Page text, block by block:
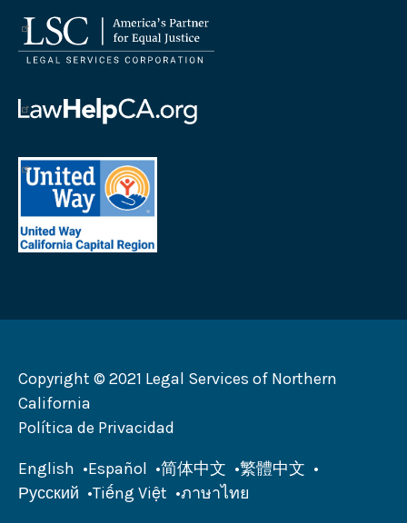
Logotipo
de
Services
Corporation
de
Help
California
Logotipo
de
United
Way
Region
Copyright © 2021 Legal Services of Northern
California
Política de Privacidad
English Español 简体中文
繁體中文
Русский
Tiếng Việt ภาษาไทย